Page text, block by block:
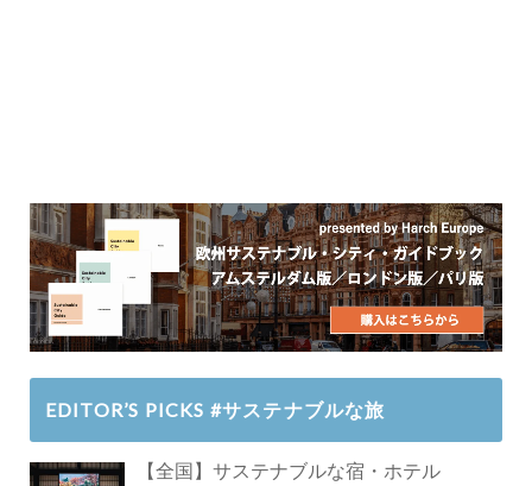
EDITOR’S PICKS #サステナブルな旅
【全国】サステナブルな宿・ホテル